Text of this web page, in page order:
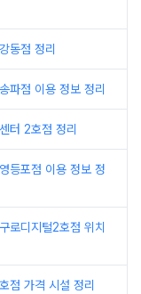
동점 정리
파점 이용 정보 정리
터 2호점 정리
등포점 이용 정보 정
로디지털2호점 위치
점 가격 시설 정리